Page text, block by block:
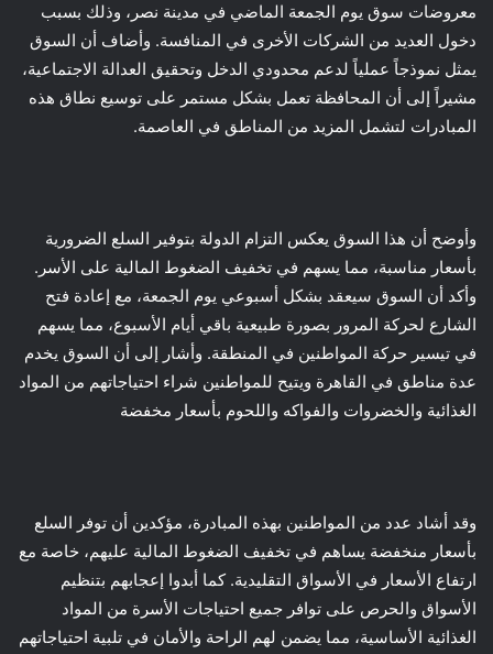
معروضات سوق يوم الجمعة الماضي في مدينة نصر، وذلك بسبب
دخول العديد من الشركات الأخرى في المنافسة. وأضاف أن السوق
يمثل نموذجاً عملياً لدعم محدودي الدخل وتحقيق العدالة الاجتماعية،
مشيراً إلى أن المحافظة تعمل بشكل مستمر على توسيع نطاق هذه
المبادرات لتشمل المزيد من المناطق في العاصمة.
وأوضح أن هذا السوق يعكس التزام الدولة بتوفير السلع الضرورية
بأسعار مناسبة، مما يسهم في تخفيف الضغوط المالية على الأسر.
وأكد أن السوق سيعقد بشكل أسبوعي يوم الجمعة، مع إعادة فتح
الشارع لحركة المرور بصورة طبيعية باقي أيام الأسبوع، مما يسهم
في تيسير حركة المواطنين في المنطقة. وأشار إلى أن السوق يخدم
عدة مناطق في القاهرة ويتيح للمواطنين شراء احتياجاتهم من المواد
الغذائية والخضروات والفواكه واللحوم بأسعار مخفضة
وقد أشاد عدد من المواطنين بهذه المبادرة، مؤكدين أن توفر السلع
بأسعار منخفضة يساهم في تخفيف الضغوط المالية عليهم، خاصة مع
ارتفاع الأسعار في الأسواق التقليدية. كما أبدوا إعجابهم بتنظيم
الأسواق والحرص على توافر جميع احتياجات الأسرة من المواد
الغذائية الأساسية، مما يضمن لهم الراحة والأمان في تلبية احتياجاتهم